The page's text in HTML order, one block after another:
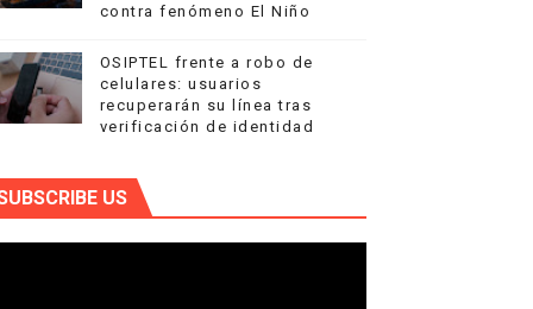
contra fenómeno El Niño
OSIPTEL frente a robo de
celulares: usuarios
recuperarán su línea tras
verificación de identidad
US